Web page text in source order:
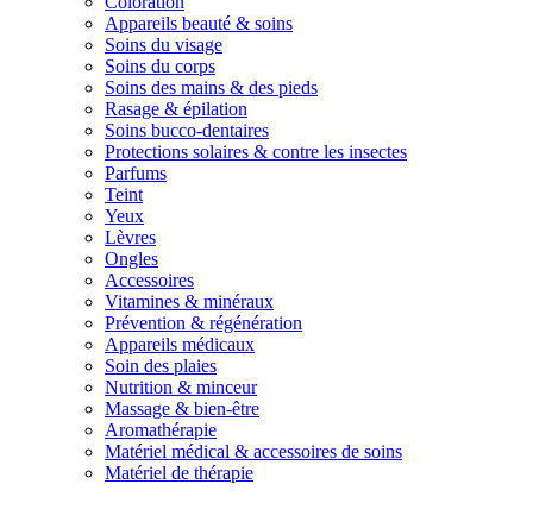
Appareils beauté & soins
Soins du visage
Soins du corps
Soins des mains & des pieds
Rasage & épilation
Soins bucco-dentaires
Protections solaires & contre les insectes
Parfums
Teint
Yeux
Lèvres
Ongles
Accessoires
Vitamines & minéraux
Prévention & régénération
Appareils médicaux
Soin des plaies
Nutrition & minceur
Massage & bien-être
Aromathérapie
Matériel médical & accessoires de soins
Matériel de thérapie